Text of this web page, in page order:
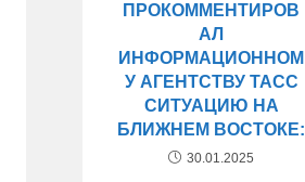
ПРОКОММЕНТИРОВ
АЛ
ИНФОРМАЦИОННОМ
У АГЕНТСТВУ ТАСС
СИТУАЦИЮ НА
БЛИЖНЕМ ВОСТОКЕ:
30.01.2025